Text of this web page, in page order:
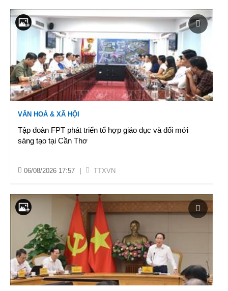
VĂN HOÁ & XÃ HỘI
Tập đoàn FPT phát triển tổ hợp giáo dục và đổi mới
sáng tạo tại Cần Thơ
06/08/2026 17:57 TTXVN